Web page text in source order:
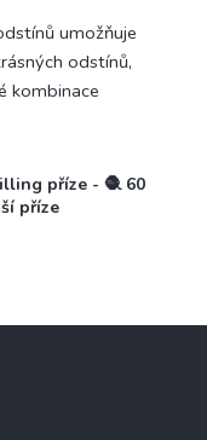
umožňuje
odstínů,
kombinace
příze - 🧶 60
příze